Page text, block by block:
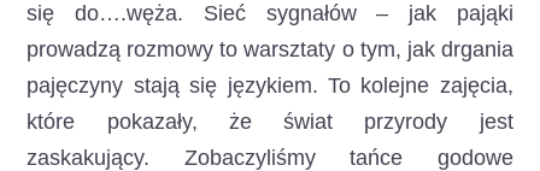
się do….węża. Sieć sygnałów – jak pająki
prowadzą rozmowy to warsztaty o tym, jak drgania
pajęczyny stają się językiem. To kolejne zajęcia,
które pokazały, że świat przyrody jest
zaskakujący. Zobaczyliśmy tańce godowe